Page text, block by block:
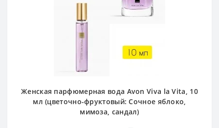
Женская парфюмерная вода Avon Viva la Vita, 10
мл (цветочно-фруктовый: Сочное яблоко,
мимоза, сандал)